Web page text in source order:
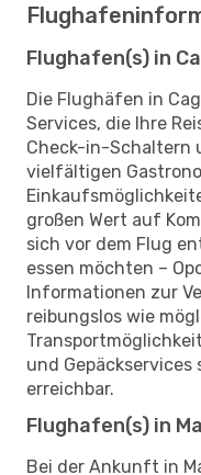
Flughafen(s) in
Die Flughäfen in
Services, die Ihre
Check-in-Schaltern
vielfältigen
großen Wert auf
sich vor dem Flug
essen möchten –
Informationen zur
reibungslos wie
und
erreichbar.
Flughafen(s) in
Bei der Ankunft in